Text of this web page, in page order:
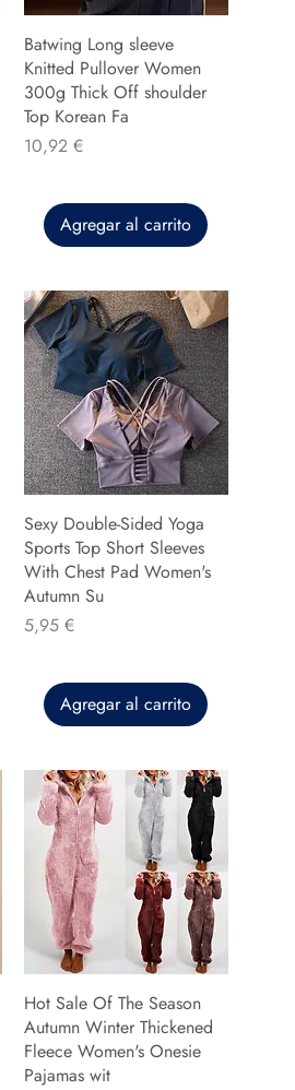
Batwing Long sleeve
Knitted Pullover Women
300g Thick Off shoulder
Top Korean Fa
Precio
10,92 €
Agregar al carrito
Sexy Double-Sided Yoga
Sports Top Short Sleeves
With Chest Pad Women's
Autumn Su
Precio
5,95 €
Agregar al carrito
Hot Sale Of The Season
Autumn Winter Thickened
Fleece Women's Onesie
Pajamas wit